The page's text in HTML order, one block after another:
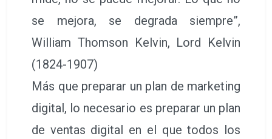
se mejora, se degrada siempre”,
William Thomson Kelvin, Lord Kelvin
(1824-1907)
Más que preparar un plan de marketing
digital, lo necesario es preparar un plan
de ventas digital en el que todos los